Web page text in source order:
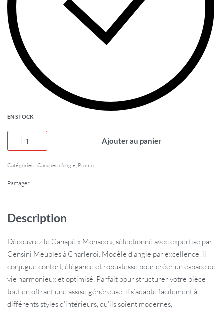
EN STOCK
Ajouter au panier
Catégories : Canapés d'angle, Promo
Partager
Description
Découvrez le Canapé « Monaco », sélectionné avec expertise par
Censini Meubles à Charleroi. Modèle d’angle par excellence, il
conjugue confort, élégance et robustesse pour créer un espace de
vie harmonieux et optimisé. Parfait pour structurer votre pièce
tout en offrant une assise généreuse, il s’adapte facilement à
différents styles d’intérieurs, qu’ils soient modernes,